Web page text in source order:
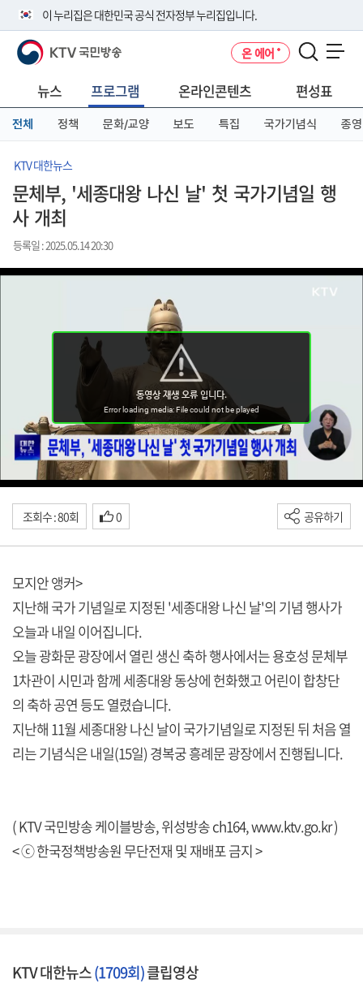
이 누리집은 대한민국 공식 전자정부 누리집입니다.
공식 누리집 주소 확인하기
니다.
이밖에 or.kr 또는 .kr등 다른 도메인 주소를 사용하고 있다면 아래 URL에
서 도메인 주소를 확인해 보세요
KTV 국민방송 온 에어
뉴스 프로그램 온라인콘텐츠 편성표
전체 정책 문화/교양 보도 특집 국가기념식 종영
KTV 대한뉴스
문체부, '세종대왕 나신 날' 첫 국가기념일 행
사 개최
등록일 : 2025.05.14 20:30
조회수 : 80회 0 공유하기
모지안 앵커>
지난해 국가 기념일로 지정된 '세종대왕 나신 날'의 기념 행사가
오늘과 내일 이어집니다.
오늘 광화문 광장에서 열린 생신 축하 행사에서는 용호성 문체부
1차관이 시민과 함께 세종대왕 동상에 헌화했고 어린이 합창단
의 축하 공연 등도 열렸습니다.
지난해 11월 세종대왕 나신 날이 국가기념일로 지정된 뒤 처음 열
리는 기념식은 내일(15일) 경복궁 흥례문 광장에서 진행됩니다.
( KTV 국민방송 케이블방송, 위성방송 ch164,www.ktv.go.kr)
< ⓒ 한국정책방송원 무단전재 및 재배포 금지 >
KTV 대한뉴스(1709회)클립영상